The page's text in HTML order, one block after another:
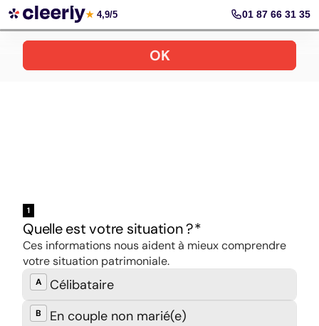
Ouvrir son PER en ligne
★ 4,9/5 01 87 66 31 35